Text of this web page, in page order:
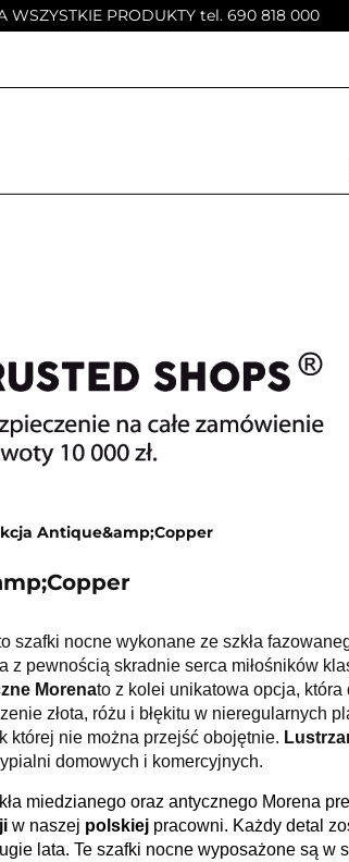
WSZYSTKIE PRODUKTY tel. 690 818 000
STOŁY STOLIKI KAWOWE
Antique&amp;Copper
szafki nocne wykonane ze szkła
z pewnością skradnie serca miłośników
Morenato z kolei unikatowa opcja, która
złota, różu i błękitu w nieregularnych
której nie można przejść obojętnie.
domowych i komercyjnych.
miedzianego oraz antycznego Morena
w naszej polskiejpracowni. Każdy detal
lata. Te szafki nocne wyposażone są w